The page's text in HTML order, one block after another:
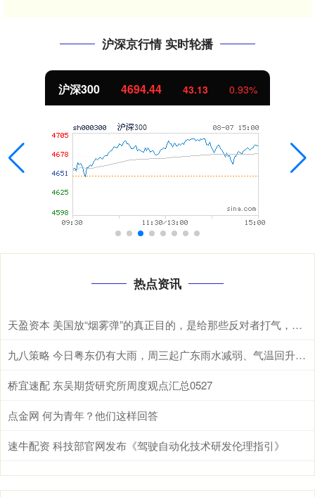
沪深京行情 实时轮播
沪深300 4694.44 43.13 0.93%
热点资讯
天盈资本 美国放“烟雾弹”的真正目的，是给那些反对者打气，同时给中英关系添堵
九八策略 今日粤东仍有大雨，周三起广东雨水减弱、气温回升 | 天气早知道
桥宜速配 东吴期货研究所周度观点汇总0527
点金网 何为青年？他们这样回答
速牛配资 科技部官网发布《驾驶自动化技术研发伦理指引》